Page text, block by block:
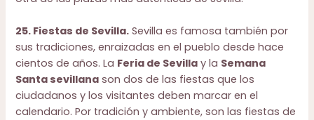
25. Fiestas de Sevilla. Sevilla es famosa también por
sus tradiciones, enraizadas en el pueblo desde hace
cientos de años. La Feria de Sevilla y la Semana
Santa sevillana son dos de las fiestas que los
ciudadanos y los visitantes deben marcar en el
calendario. Por tradición y ambiente, son las fiestas de